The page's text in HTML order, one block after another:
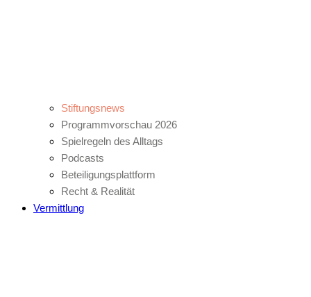
Stiftungsnews
Programmvorschau 2026
Spielregeln des Alltags
Podcasts
Beteiligungsplattform
Recht & Realität
Vermittlung